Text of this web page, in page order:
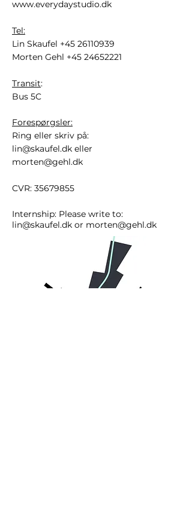
www.everydaystudio.dk
Tel:
Lin Skaufel +45 26110939
Morten Gehl +45 24652221
Transit:
Bus 5C
Forespørgsler:
Ring eller skriv på:
lin@skaufel.dk eller
morten@gehl.dk
CVR: 35679855
Internship: Please write to:
lin@skaufel.dk or morten@gehl.dk